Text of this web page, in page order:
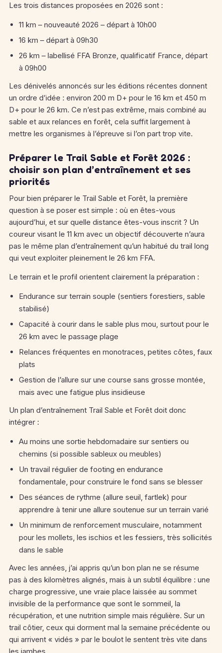
Les trois distances proposées en 2026 sont :
11 km – nouveauté 2026 – départ à 10h00
16 km – départ à 09h30
26 km – labellisé FFA Bronze, qualificatif France, départ
à 09h00
Les dénivelés annoncés sur les éditions récentes donnent
un ordre d’idée : environ 200 m D+ pour le 16 km et 450 m
D+ pour le 26 km. Ce n’est pas extrême, mais combiné au
sable et aux relances en forêt, cela suffit largement à
mettre les organismes à l’épreuve si l’on part trop vite.
Préparer le Trail Sable et Forêt 2026 :
choisir son plan d’entraînement et ses
priorités
Pour bien préparer le Trail Sable et Forêt, la première
question à se poser est simple : où en êtes-vous
aujourd’hui, et sur quelle distance êtes-vous inscrit ? Un
coureur visant le 11 km avec un objectif découverte n’aura
pas le même plan d’entraînement qu’un habitué du trail long
qui veut exploiter pleinement le 26 km FFA.
Le terrain et le profil orientent clairement la préparation :
Endurance sur terrain souple (sentiers forestiers, sable
stabilisé)
Capacité à courir dans le sable plus mou, surtout pour le
26 km avec le passage plage
Relances fréquentes en monotraces, petites côtes, faux
plats
Gestion de l’allure sur une course sans grosse montée,
mais avec une fatigue plus insidieuse
Un plan d’entraînement Trail Sable et Forêt doit donc
intégrer :
Au moins une sortie hebdomadaire sur sentiers ou
chemins (si possible sableux ou meubles)
Un travail régulier de footing en endurance
fondamentale, pour construire le fond sans se blesser
Des séances de rythme (allure seuil, fartlek) pour
apprendre à tenir une allure soutenue sur un terrain varié
Un minimum de renforcement musculaire, notamment
pour les mollets, les ischios et les fessiers, très sollicités
dans le sable
Avec les années, j’ai appris qu’un bon plan ne se résume
pas à des kilomètres alignés, mais à un subtil équilibre : une
charge progressive, une vraie place laissée au sommet
invisible de la performance que sont le sommeil, la
récupération, et une nutrition simple mais régulière. Sur un
trail côtier, ceux qui dorment mal la semaine précédente ou
qui arrivent « vidés » par le boulot le sentent très vite dans